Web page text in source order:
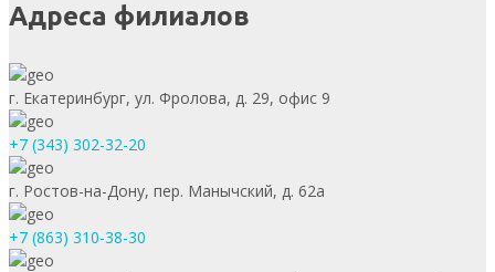
Адреса филиалов
г. Екатеринбург, ул. Фролова, д. 29, офис 9
+7 (343) 302-32-20
г. Ростов-на-Дону, пер. Манычский, д. 62а
+7 (863) 310-38-30